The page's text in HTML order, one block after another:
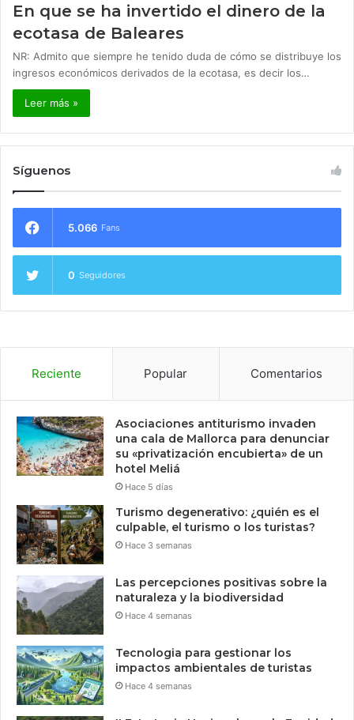
En que se ha invertido el dinero de la
ecotasa de Baleares
NR: Admito que siempre he tenido duda de cómo se distribuye los
ingresos económicos derivados de la ecotasa, es decir los…
Leer más »
Síguenos
5.066 Fans
0 Seguidores
Reciente Popular Comentarios
Asociaciones antiturismo invaden
una cala de Mallorca para denunciar
su «privatización encubierta» de un
hotel Meliá
Hace 5 días
Turismo degenerativo: ¿quién es el
culpable, el turismo o los turistas?
Hace 3 semanas
Las percepciones positivas sobre la
naturaleza y la biodiversidad
Hace 4 semanas
Tecnologia para gestionar los
impactos ambientales de turistas
Hace 4 semanas